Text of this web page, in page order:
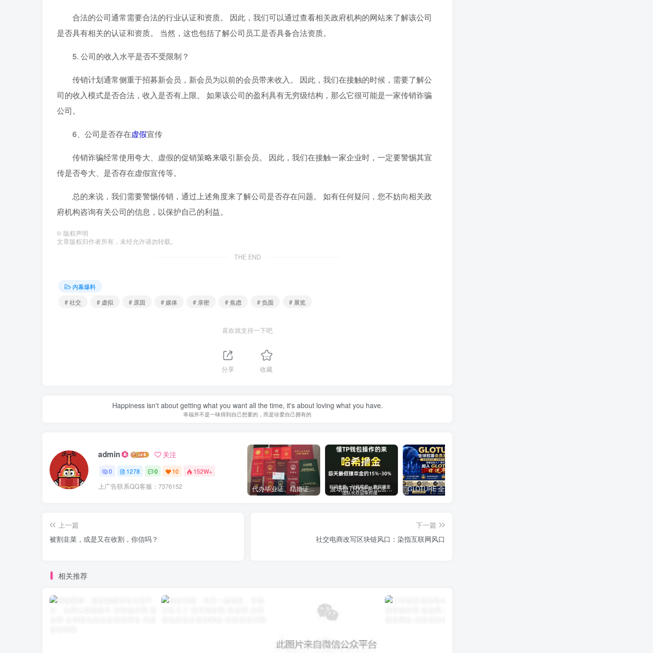
合法的公司通常需要合法的行业认证和资质。 因此，我们可以通过查看相关政府机构的网站来了解该公司
是否具有相关的认证和资质。 当然，这也包括了解公司员工是否具备合法资质。
5. 公司的收入水平是否不受限制？
传销计划通常侧重于招募新会员，新会员为以前的会员带来收入。 因此，我们在接触的时候，需要了解公
司的收入模式是否合法，收入是否有上限。 如果该公司的盈利具有无穷级结构，那么它很可能是一家传销诈骗
公司。
6、公司是否存在虚假宣传
传销诈骗经常使用夸大、虚假的促销策略来吸引新会员。 因此，我们在接触一家企业时，一定要警惕其宣
传是否夸大、是否存在虚假宣传等。
总的来说，我们需要警惕传销，通过上述角度来了解公司是否存在问题。 如有任何疑问，您不妨向相关政
府机构咨询有关公司的信息，以保护自己的利益。
© 版权声明
文章版权归作者所有，未经允许请勿转载。
THE END
内幕爆料
# 社交
# 虚拟 # 原因 # 媒体 # 亲密 # 焦虑 # 负面 # 展览
喜欢就支持一下吧
分享 收藏
Happiness isn't about getting what you want all the time, it's about loving what you have.
幸福并不是一味得到自己想要的，而是珍爱自己拥有的
admin 关注
0 1278 0 10 152W+
上广告联系QQ客服：7376152 代办毕业证、结婚证、房产证、不动产权证书、离婚证、中专/大专/高中 ​波场链TRX哈希玩法深度解析：低门槛也能实现稳定回报的新思路
上一篇
被割韭菜，或是又在收割，你信吗？
下一篇
社交电商改写区块链风口：染指互联网风口
相关推荐